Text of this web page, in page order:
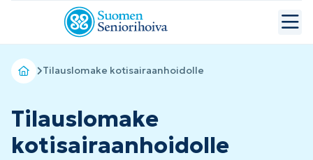
Tilauslomake kotisairaanhoidolle
Tilauslomake
kotisairaanhoidolle